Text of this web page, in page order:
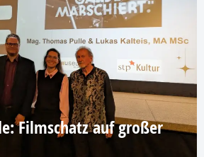
Filmschatz auf großer